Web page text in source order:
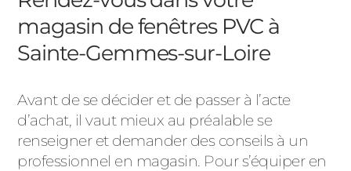
magasin de fenêtres PVC à
Sainte-Gemmes-sur-Loire
Avant de se décider et de passer à l’acte
d’achat, il vaut mieux au préalable se
renseigner et demander des conseils à un
professionnel en magasin. Pour s’équiper en